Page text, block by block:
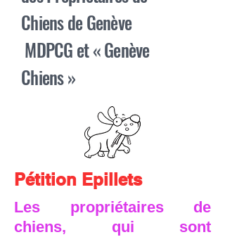
Chiens de Genève
MDPCG et« Genève
Chiens »
Pétition Epillets
Les propriétaires de
chiens, qui sont